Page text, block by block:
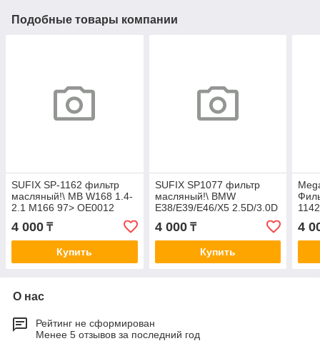
Подобные товары компании
SUFIX SP-1162 фильтр
масляный!\ MB W168 1.4-
2.1 M166 97> OE0012
4 000 ₸
Купить
SUFIX SP1077 фильтр
масляный!\ BMW
E38/E39/E46/X5 2.5D/3.0D
4 000₸
Купить
10>
4
О нас
Рейтинг не сформирован
Менее 5 отзывов за последний год